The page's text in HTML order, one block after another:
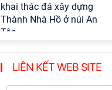
khai thác đá xây dựng
Thành Nhà Hồ ở núi An
Tôn
LIÊN KẾT WEB SITE